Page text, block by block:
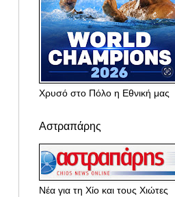
Χρυσό στο Πόλο η Εθνική μας
Αστραπάρης
Νέα για τη Χίο και τους Χιώτες